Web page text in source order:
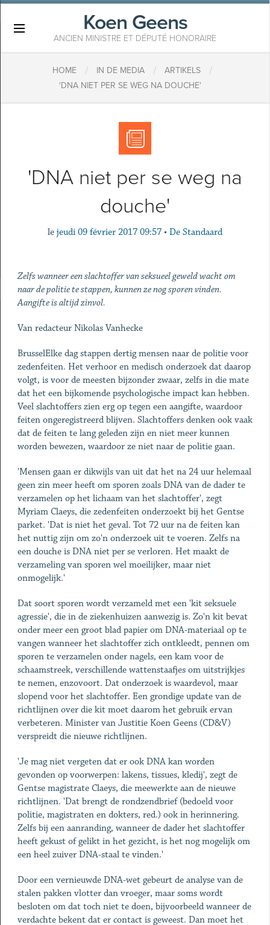
Koen Geens
ANCIEN MINISTRE ET DÉPUTÉ HONORAIRE
HOME / IN DE MEDIA / ARTIKELS /
'DNA NIET PER SE WEG NA DOUCHE'
'DNA niet per se weg na
douche'
le jeudi 09 février 2017 09:57 • De Standaard
Zelfs wanneer een slachtoffer van seksueel geweld wacht om
naar de politie te stappen, kunnen ze nog sporen vinden.
Aangifte is altijd zinvol.
Van redacteur Nikolas Vanhecke
BrusselElke dag stappen dertig mensen naar de politie voor
zedenfeiten. Het verhoor en medisch onderzoek dat daarop
volgt, is voor de meesten bijzonder zwaar, zelfs in die mate
dat het een bijkomende psychologische impact kan hebben.
Veel slachtoffers zien erg op tegen een aangifte, waardoor
feiten ongeregistreerd blijven. Slachtoffers denken ook vaak
dat de feiten te lang geleden zijn en niet meer kunnen
worden bewezen, waardoor ze niet naar de politie gaan.
'Mensen gaan er dikwijls van uit dat het na 24 uur helemaal
geen zin meer heeft om sporen zoals DNA van de dader te
verzamelen op het lichaam van het slachtoffer', zegt
Myriam Claeys, die zedenfeiten onderzoekt bij het Gentse
parket. 'Dat is niet het geval. Tot 72 uur na de feiten kan
het nuttig zijn om zo'n onderzoek uit te voeren. Zelfs na
een douche is DNA niet per se verloren. Het maakt de
verzameling van sporen wel moeilijker, maar niet
onmogelijk.'
Dat soort sporen wordt verzameld met een 'kit seksuele
agressie', die in de ziekenhuizen aanwezig is. Zo'n kit bevat
onder meer een groot blad papier om DNA-materiaal op te
vangen wanneer het slachtoffer zich ontkleedt, pennen om
sporen te verzamelen onder nagels, een kam voor de
schaamstreek, verschillende wattenstaafjes om uitstrijkjes
te nemen, enzovoort. Dat onderzoek is waardevol, maar
slopend voor het slachtoffer. Een grondige update van de
richtlijnen over die kit moet daarom het gebruik ervan
verbeteren. Minister van Justitie Koen Geens (CD&V)
verspreidt die nieuwe richtlijnen.
'Je mag niet vergeten dat er ook DNA kan worden
gevonden op voorwerpen: lakens, tissues, kledij', zegt de
Gentse magistrate Claeys, die meewerkte aan de nieuwe
richtlijnen. 'Dat brengt de rondzendbrief (bedoeld voor
politie, magistraten en dokters, red.) ook in herinnering.
Zelfs bij een aanranding, wanneer de dader het slachtoffer
heeft gekust of gelikt in het gezicht, is het nog mogelijk om
een heel zuiver DNA-staal te vinden.'
Door een vernieuwde DNA-wet gebeurt de analyse van de
stalen pakken vlotter dan vroeger, maar soms wordt
besloten om dat toch niet te doen, bijvoorbeeld wanneer de
verdachte bekent dat er contact is geweest. Dan moet het